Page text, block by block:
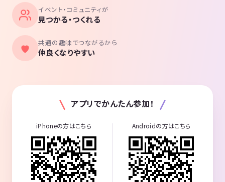
イベント・コミュニティが
見つかる・つくれる
共通の趣味でつながるから
仲良くなりやすい
アプリでかんたん参加！
iPhoneの方はこちら Androidの方はこちら